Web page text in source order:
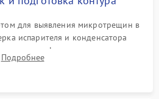
для выявления микротрещин в
испарителя и конденсатора
старого фильтра-осушителя и
трубки для устранения засоров.
Подробнее